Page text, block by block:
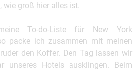
wie groß hier alles ist.
To-do-Liste für New York
packe ich zusammen mit meinen
den Koffer. Den Tag lassen wir
unseres Hotels ausklingen. Beim